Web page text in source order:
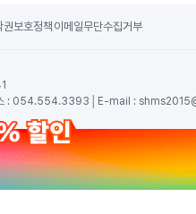
권보호정책 이메일무단수집거부
: 054.554.3393│E-mail :